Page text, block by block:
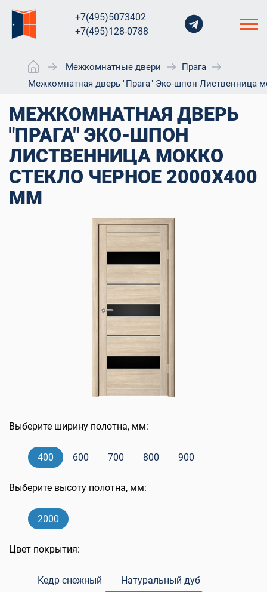
+7(495)5073402
+7(495)128-0788
Межкомнатные двери
Прага
Межкомнатная дверь "Прага" Эко-шпон Лиственница
МЕЖКОМНАТНАЯ ДВЕРЬ
"ПРАГА" ЭКО-ШПОН
ЛИСТВЕННИЦА МОККО
СТЕКЛО ЧЕРНОЕ 2000X400
ММ
Выберите ширину полотна, мм:
400 600 700 800 900
Выберите высоту полотна, мм:
2000
Цвет покрытия:
Кедр снежный
Натуральный дуб